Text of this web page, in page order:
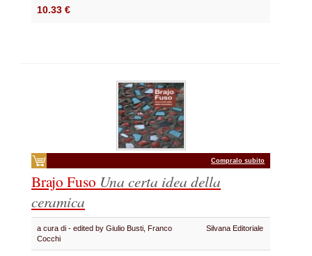
10.33 €
Compralo subito
Brajo Fuso Una certa idea della
ceramica
a cura di - edited by Giulio Busti, Franco
Cocchi
Silvana Editoriale